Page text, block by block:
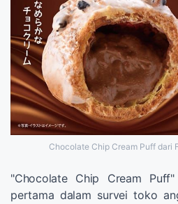
Chocolate Chip Cream Puff dari
"Chocolate Chip Cream
pertama dalam survei toko